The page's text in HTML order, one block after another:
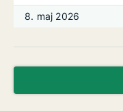
8. maj 2026